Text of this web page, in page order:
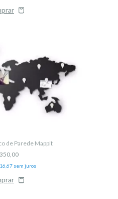
de Parede Mappit
sem juros